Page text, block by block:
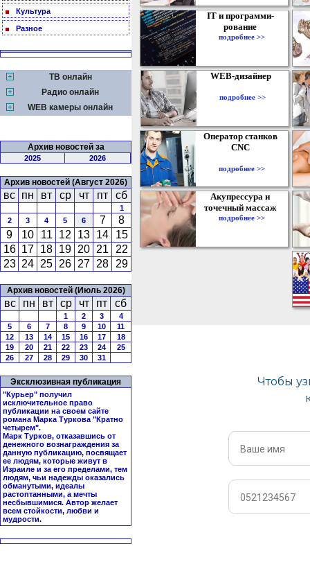
Культура
Разное
ТВ онлайн
Радио онлайн
WEB камеры онлайн
Архив новостей за
2025 2026
Архив новостей (Август 2026)
вс пн вт ср чт пт сб
1
2
3 4 5 6 7
8
9
10 11 12 13 14
15
16 17 18 19 20 21
22
23 24 25 26 27 28 29
Архив новостей (Июль 2026)
вс пн вт ср чт пт сб
1 2 3
4
5
6 7 8 9 10
11
12
13 14 15 16 17
18
19
20 21 22 23 24
25
26
27 28 29 30 31
Эксклюзивная публикация
"Курьер" получил
исключительное право
публикации на своем сайте
романа Марка Туркова "Кратно
четырем".
Марк Турков, отказавшись от
денежного вознаграждения за
данную публикацию, посвящает
ее людям, которые живут в
Израиле и за его пределами, тем
людям, чьи надежды оказались
обманутыми, идеалы
растоптанными, а мечты
несбывшимися. Автор желает
всем стойкости, любви и
мудрости.
IT и программи-
рование
подробнее >>
WEB-дизайнер
подробнее >>
Оператор станков
CNC
подробнее >>
Акупрессура и
точечный массаж
подробнее >>